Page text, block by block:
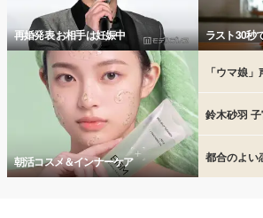
再婚発表 お相手は妊娠中 ラスト30秒
朝活コスメ＆インナーケア
「ウマ娘
鈴木砂羽
都合のよい